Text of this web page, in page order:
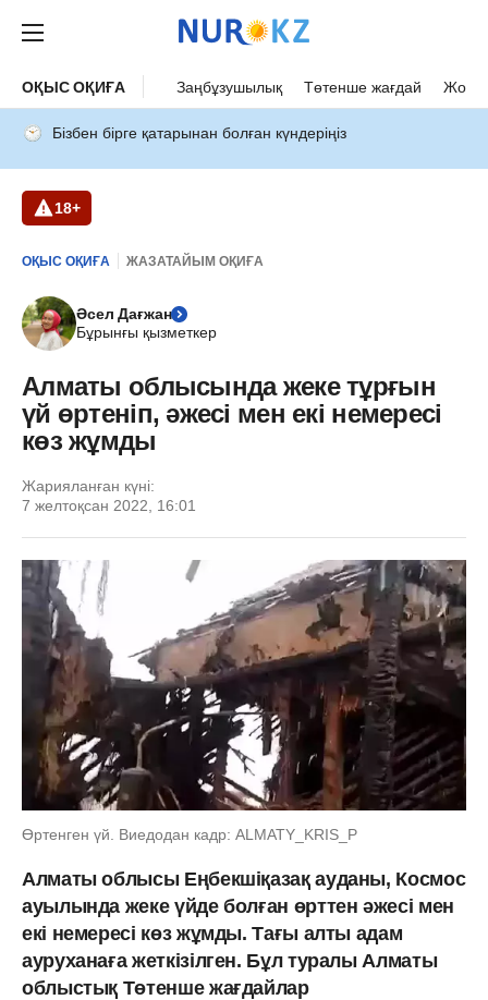
ОҚЫС ОҚИҒА Заңбұзушылық Төтенше жағдай Жол
Бізбен бірге қатарынан болған күндеріңіз
18+
ОҚЫС ОҚИҒА ЖАЗАТАЙЫМ ОҚИҒА
Әсел Дағжан
Бұрынғы қызметкер
Алматы облысында жеке тұрғын
үй өртеніп, әжесі мен екі немересі
көз жұмды
Жарияланған күні:
7 желтоқсан 2022, 16:01
Өртенген үй. Виедодан кадр: ALMATY_KRIS_P
Алматы облысы Еңбекшіқазақ ауданы, Космос
ауылында жеке үйде болған өрттен әжесі мен
екі немересі көз жұмды. Тағы алты адам
ауруханаға жеткізілген. Бұл туралы Алматы
облыстық Төтенше жағдайлар